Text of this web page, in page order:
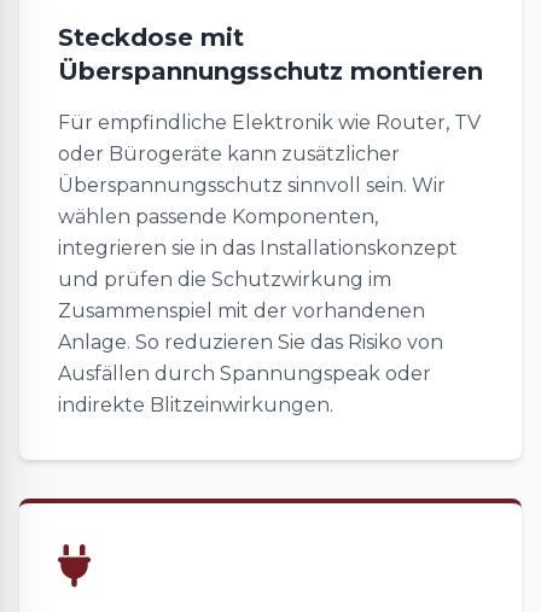
Steckdose mit
Überspannungsschutz montieren
Für empfindliche Elektronik wie Router, TV
oder Bürogeräte kann zusätzlicher
Überspannungsschutz sinnvoll sein. Wir
wählen passende Komponenten,
integrieren sie in das Installationskonzept
und prüfen die Schutzwirkung im
Zusammenspiel mit der vorhandenen
Anlage. So reduzieren Sie das Risiko von
Ausfällen durch Spannungspeak oder
indirekte Blitzeinwirkungen.